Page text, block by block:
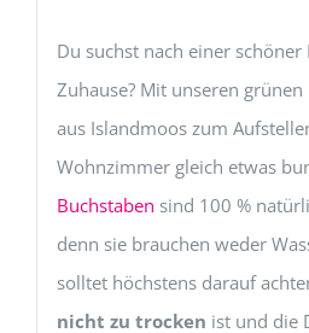
Du suchst nach einer
Zuhause? Mit unseren grünen
aus Islandmoos zum
Wohnzimmer gleich etwas
Buchstaben sind 100 %
denn sie brauchen weder
solltet höchstens darauf
nicht zu trocken ist und die